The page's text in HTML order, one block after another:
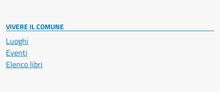
VIVERE IL COMUNE
Luoghi
Eventi
Elenco libri